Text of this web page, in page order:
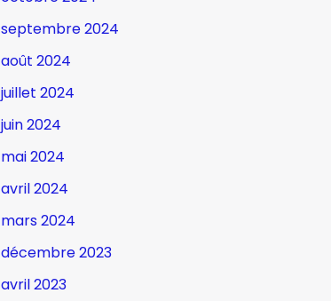
septembre 2024
août 2024
juillet 2024
juin 2024
mai 2024
avril 2024
mars 2024
décembre 2023
avril 2023